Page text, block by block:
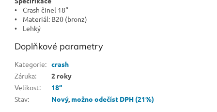
• Crash činel 18“
• Materiál: B20 (bronz)
• Lehký
Doplňkové parametry
Kategorie: crash
Záruka:
2 roky
Velikost:
18“
Stav: Nový, možno odečíst DPH (21%)